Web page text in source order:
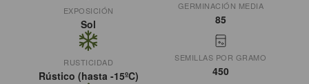
EXPOSICIÓN
Sol
GERMINACIÓN MEDIA
85
RUSTICIDAD
Rústico (hasta -15ºC)
SEMILLAS POR GRAMO
450